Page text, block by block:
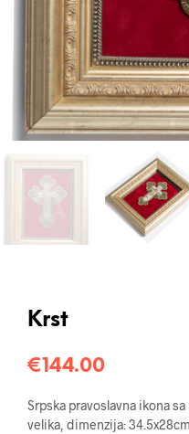
Krst
€144.00
Srpska pravoslavna ikona
velika, dimenzija: 34.5x28cm